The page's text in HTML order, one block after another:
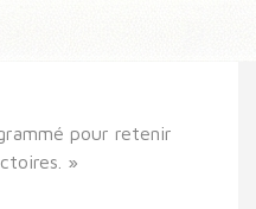
pour retenir
»